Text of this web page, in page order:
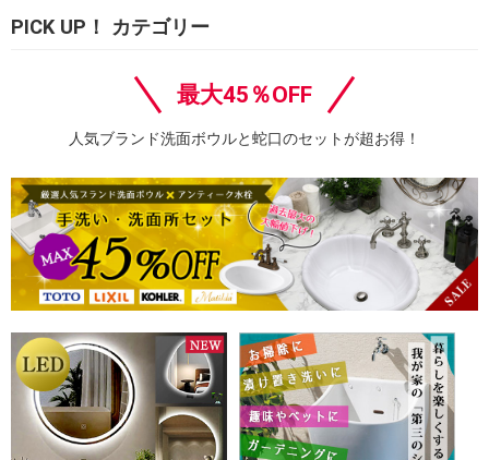
PICK UP！ カテゴリー
最大45％OFF
人気ブランド洗面ボウルと蛇口のセットが超お得！